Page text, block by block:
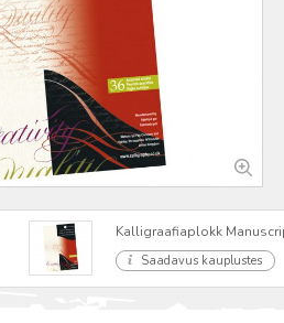
Kalligraafiaplokk
Saadavus kauplustes